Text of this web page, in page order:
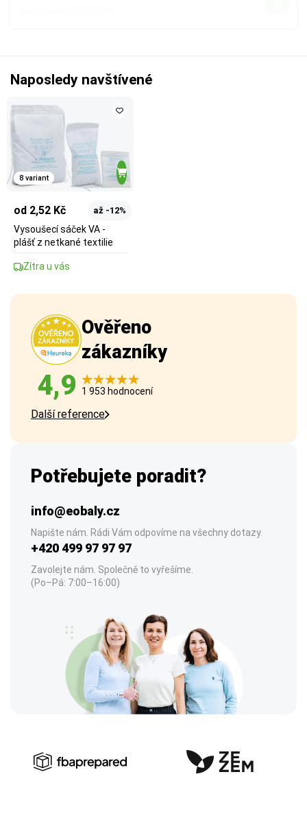
Naposledy navštívené
8 variant
od 2,52 Kč až -12%
Vysoušecí sáček VA -
plášť z netkané textilie
Zítra u vás
Ověřeno
zákazníky
4,9 1 953 hodnocení
Další reference
Potřebujete poradit?
info@eobaly.cz
Napište nám. Rádi Vám odpovíme na všechny dotazy.
+420 499 97 97 97
Zavolejte nám. Společně to vyřešíme.
(Po–Pá: 7:00–16:00)